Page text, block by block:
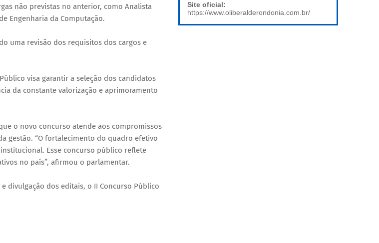
não previstas no anterior, como Analista
Engenharia da Computação.
uma revisão dos requisitos dos cargos e
visa garantir a seleção dos candidatos
da constante valorização e aprimoramento
o novo concurso atende aos compromissos
gestão. “O fortalecimento do quadro efetivo
Esse concurso público reflete
no país”, afirmou o parlamentar.
divulgação dos editais, o II Concurso Público
Site oficial:
https://www.oliberalderondonia.com.br/